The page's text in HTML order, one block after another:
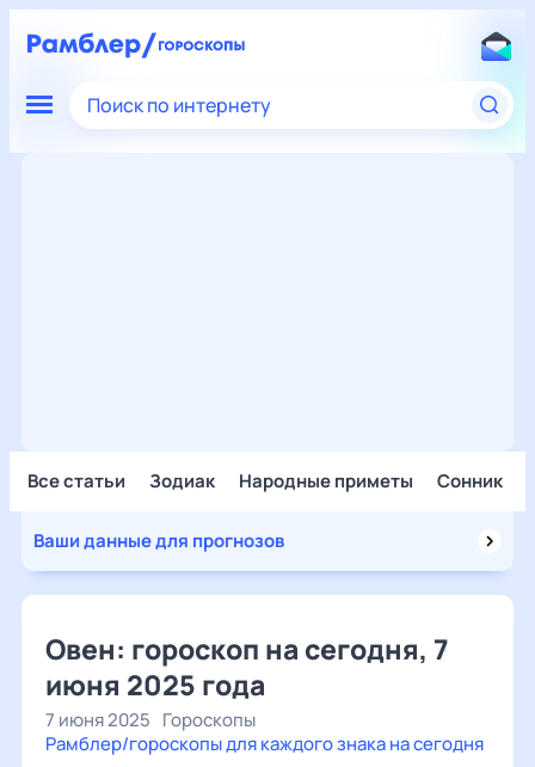
Поиск по интернету
Все статьи Зодиак Народные приметы Сонник
Ваши данные для прогнозов
Овен: гороскоп на сегодня, 7
июня 2025 года
7 июня 2025 Гороскопы
Рамблер/гороскопы для каждого знака на сегодня